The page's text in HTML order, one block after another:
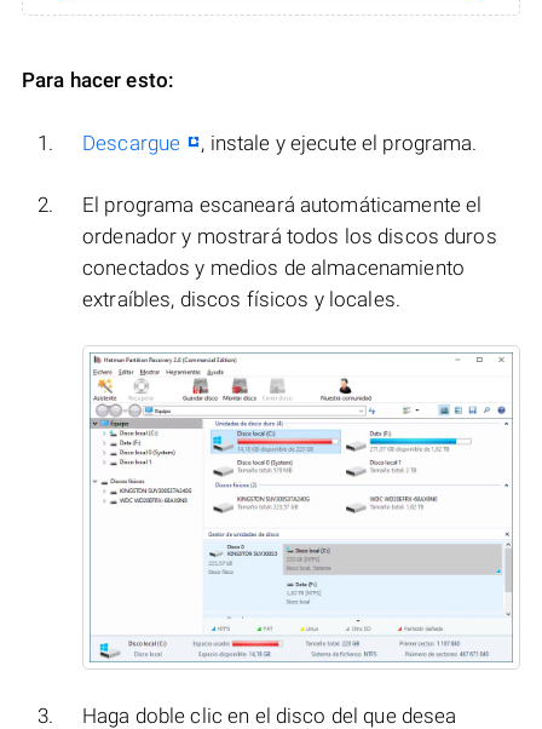
Para hacer esto:
Descargue , instale y ejecute el programa.
El programa escaneará automáticamente el
ordenador y mostrará todos los discos duros
conectados y medios de almacenamiento
extraíbles, discos físicos y locales.
Haga doble clic en el disco del que desea